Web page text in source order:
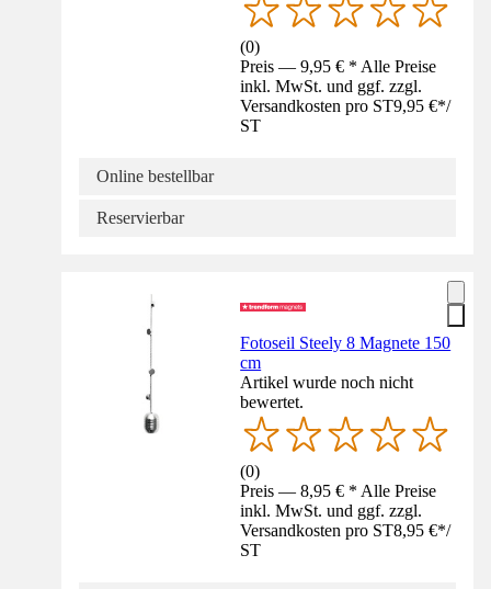
(0)
Preis — 9,95 € * Alle Preise
inkl. MwSt. und ggf. zzgl.
Versandkosten pro ST9,95 €*/
ST
Online bestellbar
Reservierbar
Fotoseil Steely 8 Magnete 150
cm
Artikel wurde noch nicht
bewertet.
(0)
Preis — 8,95 € * Alle Preise
inkl. MwSt. und ggf. zzgl.
Versandkosten pro ST8,95 €*/
ST